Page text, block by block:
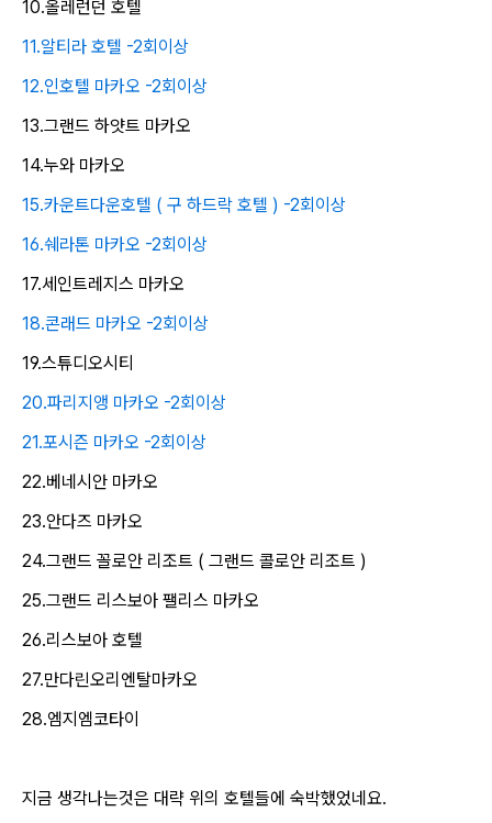
10.올레런던 호텔
11.알티라 호텔 -2회이상
12.인호텔 마카오 -2회이상
13.그랜드 하얏트 마카오
14.누와 마카오
15.카운트다운호텔 ( 구 하드락 호텔 ) -2회이상
16.쉐라톤 마카오 -2회이상
17.세인트레지스 마카오
18.콘래드 마카오 -2회이상
19.스튜디오시티
20.파리지앵 마카오 -2회이상
21.포시즌 마카오 -2회이상
22.베네시안 마카오
23.안다즈 마카오
24.그랜드 꼴로안 리조트 ( 그랜드 콜로안 리조트 )
25.그랜드 리스보아 팰리스 마카오
26.리스보아 호텔
27.만다린오리엔탈마카오
28.엠지엠코타이
지금 생각나는것은 대략 위의 호텔들에 숙박했었네요.